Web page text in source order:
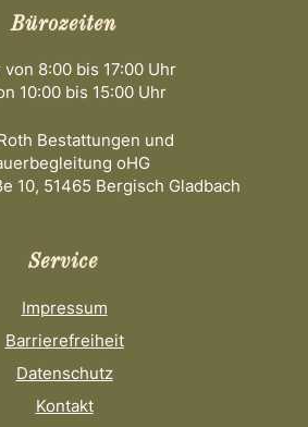
Bürozeiten
von 8:00 bis 17:00 Uhr
10:00 bis 15:00 Uhr
Bestattungen und
oHG
10, 51465 Bergisch Gladbach
Service
Impressum
Barrierefreiheit
Datenschutz
Kontakt